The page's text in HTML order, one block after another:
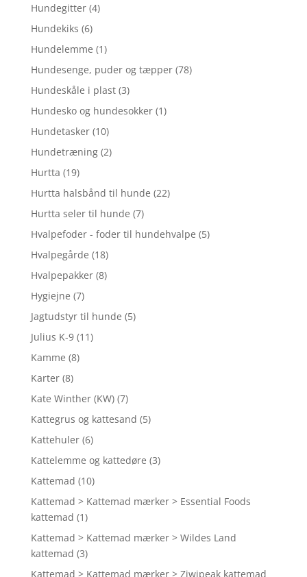
Hundegitter (4)
Hundekiks (6)
Hundelemme (1)
Hundesenge, puder og tæpper (78)
Hundeskåle i plast (3)
Hundesko og hundesokker (1)
Hundetasker (10)
Hundetræning (2)
Hurtta (19)
Hurtta halsbånd til hunde (22)
Hurtta seler til hunde (7)
Hvalpefoder - foder til hundehvalpe (5)
Hvalpegårde (18)
Hvalpepakker (8)
Hygiejne (7)
Jagtudstyr til hunde (5)
Julius K-9 (11)
Kamme (8)
Karter (8)
Kate Winther (KW) (7)
Kattegrus og kattesand (5)
Kattehuler (6)
Kattelemme og kattedøre (3)
Kattemad (10)
Kattemad > Kattemad mærker > Essential Foods
kattemad (1)
Kattemad > Kattemad mærker > Wildes Land
kattemad (3)
Kattemad > Kattemad mærker > Ziwipeak kattemad